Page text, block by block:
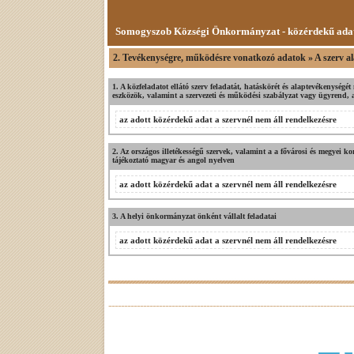
Somogyszob Községi Önkormányzat - közérdekű
2. Tevékenységre, működésre vonatkozó adatok » A szerv
1. A közfeladatot ellátó szerv feladatát, hatáskörét és
eszközök, valamint a szervezeti és működési szabályzat vagy ügyrend,
az adott közérdekű adat a szervnél nem áll rendelkezésre
2. Az országos illetékességű szervek, valamint a a fővárosi és megyei
tájékoztató magyar és angol nyelven
az adott közérdekű adat a szervnél nem áll rendelkezésre
3. A helyi önkormányzat önként vállalt feladatai
az adott közérdekű adat a szervnél nem áll rendelkezésre